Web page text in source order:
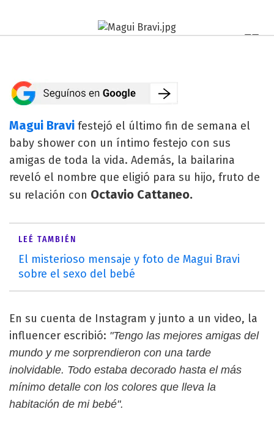
Magui Bravi festejó el último fin de semana el
baby shower con un íntimo festejo con sus
amigas de toda la vida. Además, la bailarina
reveló el nombre que eligió para su hijo, fruto de
su relación con Octavio Cattaneo.
LEÉ TAMBIÉN
El misterioso mensaje y foto de Magui Bravi
sobre el sexo del bebé
En su cuenta de Instagram y junto a un video, la
influencer escribió: "Tengo las mejores amigas del
mundo y me sorprendieron con una tarde
inolvidable. Todo estaba decorado hasta el más
mínimo detalle con los colores que lleva la
habitación de mi bebé".